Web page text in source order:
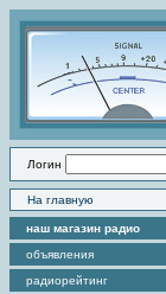
Логин
На главную
наш магазин радио
объявления
радиорейтинг